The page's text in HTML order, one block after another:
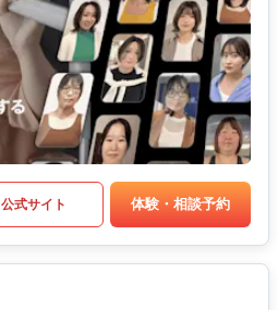
公式サイト 体験・相談予約